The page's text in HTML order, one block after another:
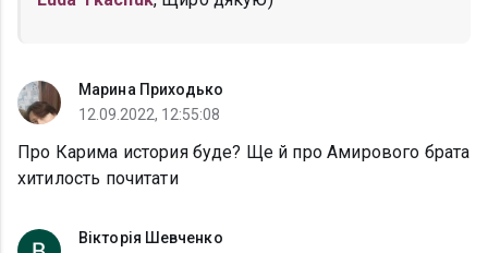
Марина Приходько
12.09.2022, 12:55:08
Про Карима история буде? Ще й про Амирового брата
хитилость почитати
Вікторія Шевченко